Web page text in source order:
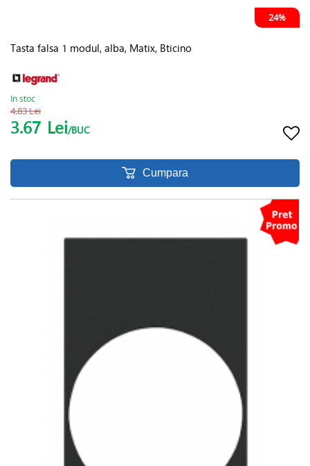
24%
Tasta falsa 1 modul, alba, Matix, Bticino
In stoc
4.83 Lei
3.67 Lei/BUC
Cumpara